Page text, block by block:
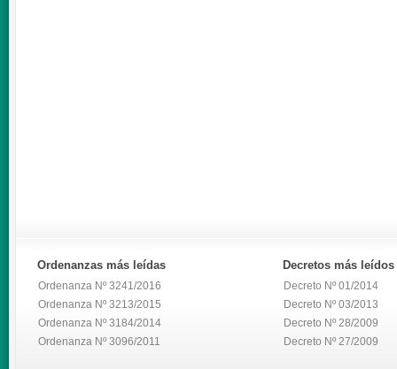
Ordenanzas más leídas
Ordenanza Nº 3241/2016
Ordenanza Nº 3213/2015
Ordenanza Nº 3184/2014
Ordenanza Nº 3096/2011
Decretos más leídos
Decreto Nº 01/2014
Decreto Nº 03/2013
Decreto Nº 28/2009
Decreto Nº 27/2009